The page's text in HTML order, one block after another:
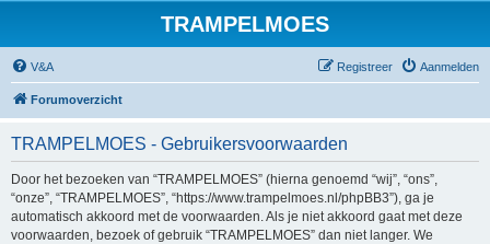
TRAMPELMOES
V&A Aanmelden
Registreer
Forumoverzicht
TRAMPELMOES - Gebruikersvoorwaarden
Door het bezoeken van “TRAMPELMOES” (hierna genoemd “wij”, “ons”,
“onze”, “TRAMPELMOES”, “https://www.trampelmoes.nl/phpBB3”), ga je
automatisch akkoord met de voorwaarden. Als je niet akkoord gaat met deze
voorwaarden, bezoek of gebruik “TRAMPELMOES” dan niet langer. We